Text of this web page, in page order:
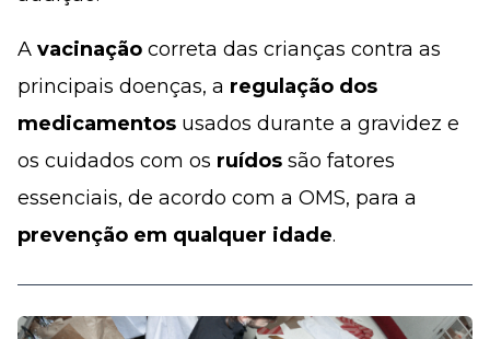
A vacinação correta das crianças contra as
principais doenças, a regulação dos
medicamentos usados durante a gravidez e
os cuidados com os ruídos são fatores
essenciais, de acordo com a OMS, para a
prevenção em qualquer idade.